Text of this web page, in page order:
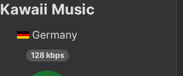
Kawaii Music
Germany
128 kbps